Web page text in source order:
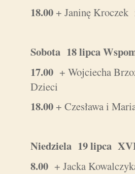
18.00+ Janinę Kroczek
Sobota 18 lipca
17.00 + Wojciecha
Dzieci
18.00+ Czesława i
Niedziela 19 lipca
8.00 + Jacka